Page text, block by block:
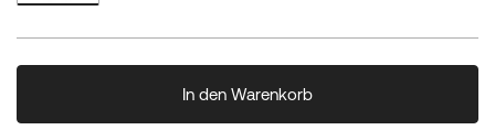
In den Warenkorb